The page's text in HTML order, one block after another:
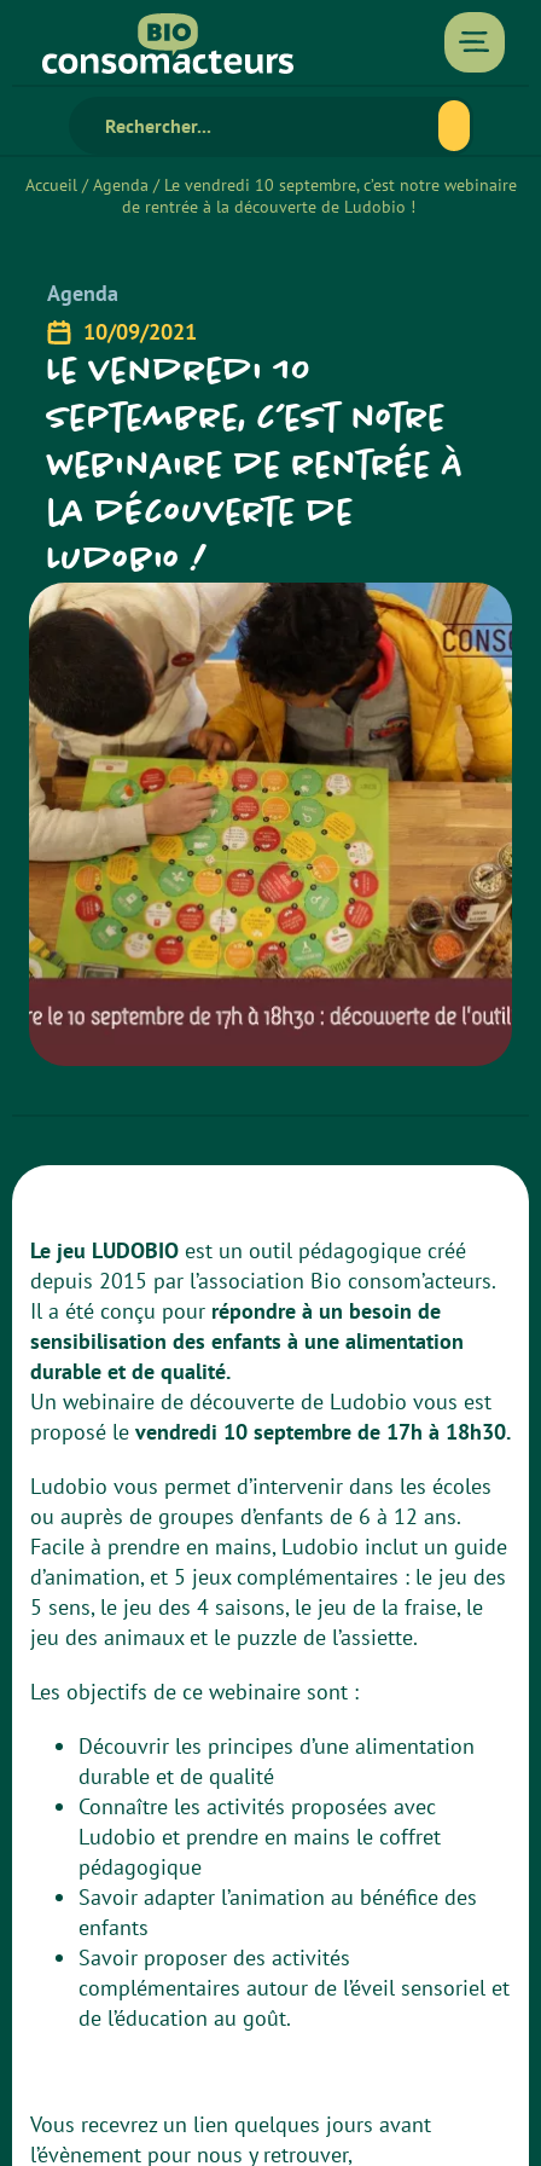
Accueil/Agenda / Le vendredi 10 septembre, c’est notre webinaire
de rentrée à la découverte de Ludobio !
Agenda
10/09/2021
Le vendredi 10
septembre, c’est notre
webinaire de rentrée à
la découverte de
Ludobio !
Le jeu LUDOBIO est un outil pédagogique créé
depuis 2015 par l’association Bio consom’acteurs.
Il a été conçu pour répondre à un besoin de
sensibilisation des enfants à une alimentation
durable et de qualité.
Un webinaire de découverte de Ludobio vous est
proposé le vendredi 10 septembre de 17h à 18h30.
Ludobio vous permet d’intervenir dans les écoles
ou auprès de groupes d’enfants de 6 à 12 ans.
Facile à prendre en mains, Ludobio inclut un guide
d’animation, et 5 jeux complémentaires : le jeu des
5 sens, le jeu des 4 saisons, le jeu de la fraise, le
jeu des animaux et le puzzle de l’assiette.
Les objectifs de ce webinaire sont :
Découvrir les principes d’une alimentation
durable et de qualité
Connaître les activités proposées avec
Ludobio et prendre en mains le coffret
pédagogique
Savoir adapter l’animation au bénéfice des
enfants
Savoir proposer des activités
complémentaires autour de l’éveil sensoriel et
de l’éducation au goût.
Vous recevrez un lien quelques jours avant
l’évènement pour nous y retrouver,